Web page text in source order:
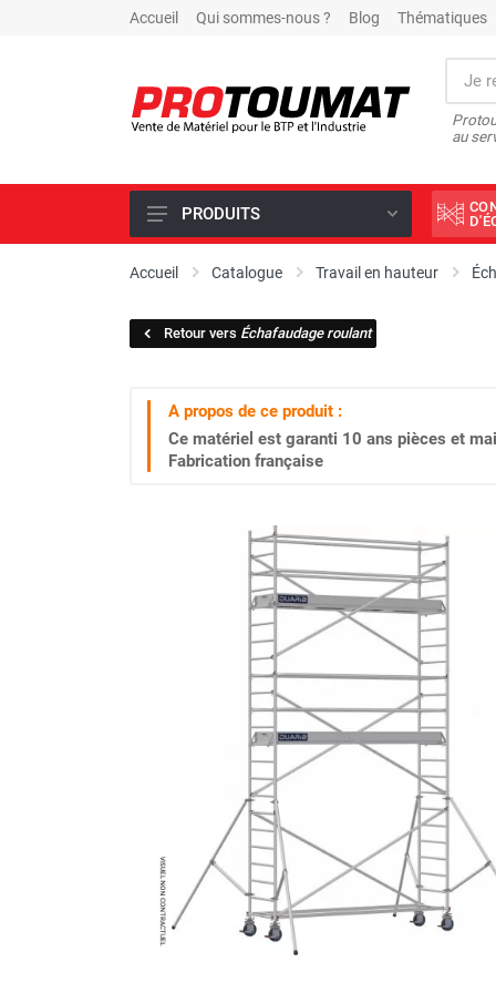
Accueil Qui sommes-nous ? Blog Thématiques
au
PROMOTIONS D'USINE
SCIAGE ET FORAGE
TRAVAIL DU BÉTON
MALAXEUR
MATÉRIEL DE DÉMOLITION
COMPRESSEUR DE CHANTIER
TRAVAIL EN HAUTEUR
ÉQUIPEMENT DE CHANTIER
MACHINE DE PROJECTION ET
MATÉRIEL DE SABLAGE
POMPE ET PISTOLET À
DÉCOLLEUSE À PAPIER PEINT
ET MOQUETTE
ESPACE VERT
TRANSPALETTE, GERBEUR ET
MANUTENTION
PRODUITS
Accueil Catalogue Travail en hauteur
Retour vers Échafaudage roulant
A propos de ce produit :
Ce matériel est garanti 10 ans pièces et
Fabrication française